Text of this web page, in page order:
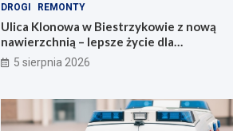
DROGI REMONTY
Ulica Klonowa w Biestrzykowie z nową
nawierzchnią – lepsze życie dla
mieszkańców!
5 sierpnia 2026